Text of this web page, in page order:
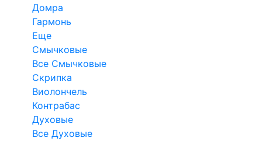
Домра
Гармонь
Еще
Смычковые
Все Смычковые
Скрипка
Виолончель
Контрабас
Духовые
Все Духовые